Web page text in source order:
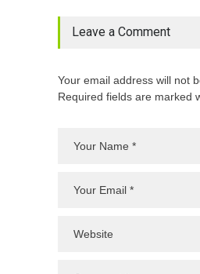
Leave a Comment
Your email address will not
Required fields are marked